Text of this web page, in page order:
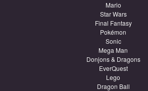
Mario
Star Wars
Final Fantasy
Pokémon
Sonic
Mega Man
Donjons & Dragons
EverQuest
Lego
Dragon Ball